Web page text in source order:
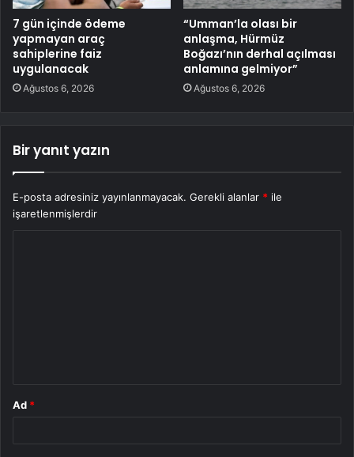
7 gün içinde ödeme
yapmayan araç
sahiplerine faiz
uygulanacak
Ağustos 6, 2026
“Umman’la olası bir
anlaşma, Hürmüz
Boğazı’nın derhal açılması
anlamına gelmiyor”
Ağustos 6, 2026
Bir yanıt yazın
E-posta adresiniz yayınlanmayacak. Gerekli alanlar * ile
işaretlenmişlerdir
Ad *